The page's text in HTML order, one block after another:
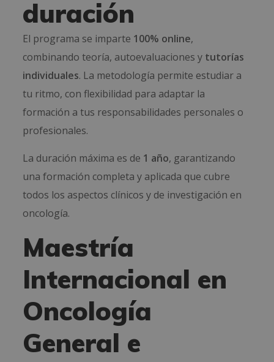
duración
El programa se imparte 100% online,
combinando teoría, autoevaluaciones y tutorías
individuales. La metodología permite estudiar a
tu ritmo, con flexibilidad para adaptar la
formación a tus responsabilidades personales o
profesionales.
La duración máxima es de 1 año, garantizando
una formación completa y aplicada que cubre
todos los aspectos clínicos y de investigación en
oncología.
Maestría
Internacional en
Oncología
General e